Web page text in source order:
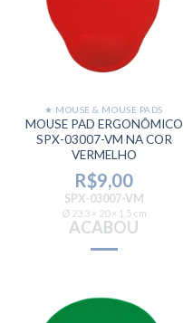
★ MOUSE & MOUSE PADS
MOUSE PAD ERGONÔMICO
SPX-03007-VM NA COR
VERMELHO
R$9,00
SPX-03007-VM
Ø 23,3 × 20 × 1,5 cm
ACABOU